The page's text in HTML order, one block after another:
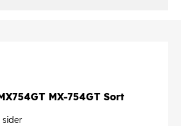
MX-754GT Sort
sider